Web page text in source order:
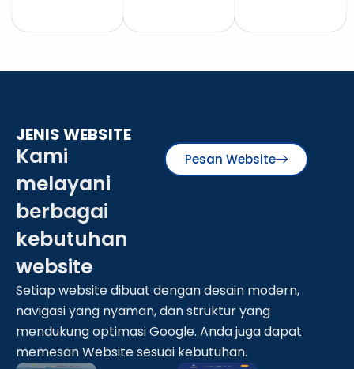
JENIS WEBSITE
Kami
melayani
berbagai
kebutuhan
website
Pesan Website
Setiap website dibuat dengan desain modern,
navigasi yang nyaman, dan struktur yang
mendukung optimasi Google. Anda juga dapat
memesan Website sesuai kebutuhan.